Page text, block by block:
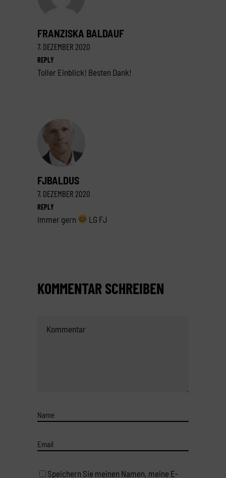
FRANZISKA BALDAUF
7. DEZEMBER 2020
REPLY
Toller Einblick! Besten Dank!
FJBALDUS
7. DEZEMBER 2020
REPLY
Immer gern LG FJ
KOMMENTAR SCHREIBEN
Speichern Sie meinen Namen, meine E-